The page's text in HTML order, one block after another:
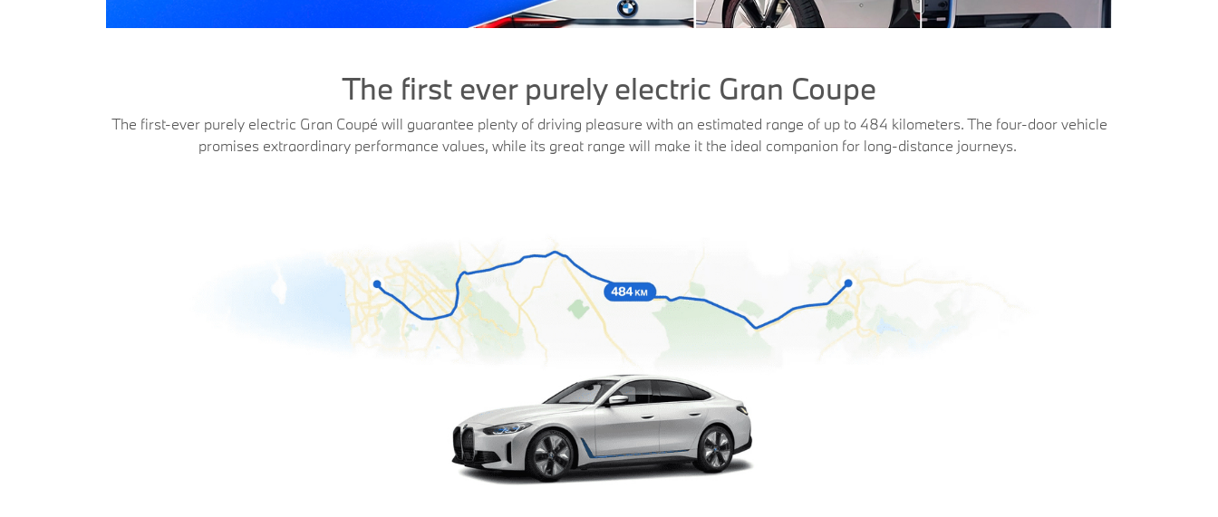
The first ever purely electric Gran Coupe
The first-ever purely electric Gran Coupé will guarantee plenty of driving pleasure with an estimated range of up to 484 kilometers. The four-door vehicle
promises extraordinary performance values, while its great range will make it the ideal companion for long-distance journeys.